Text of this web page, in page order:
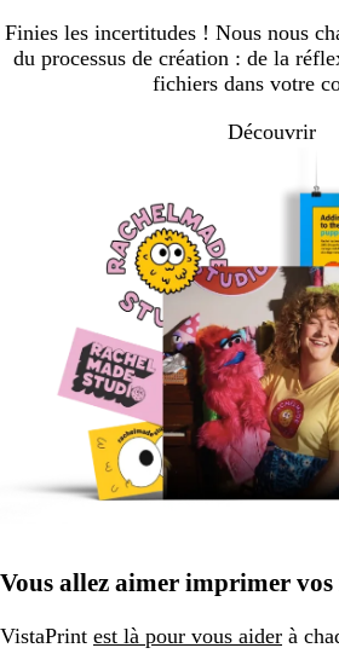
Finies les incertitudes ! Nous nous
du processus de création : de la
fichiers dans votre
Découvrir
Vous allez aimer imprimer vos
VistaPrint est là pour vous aider à